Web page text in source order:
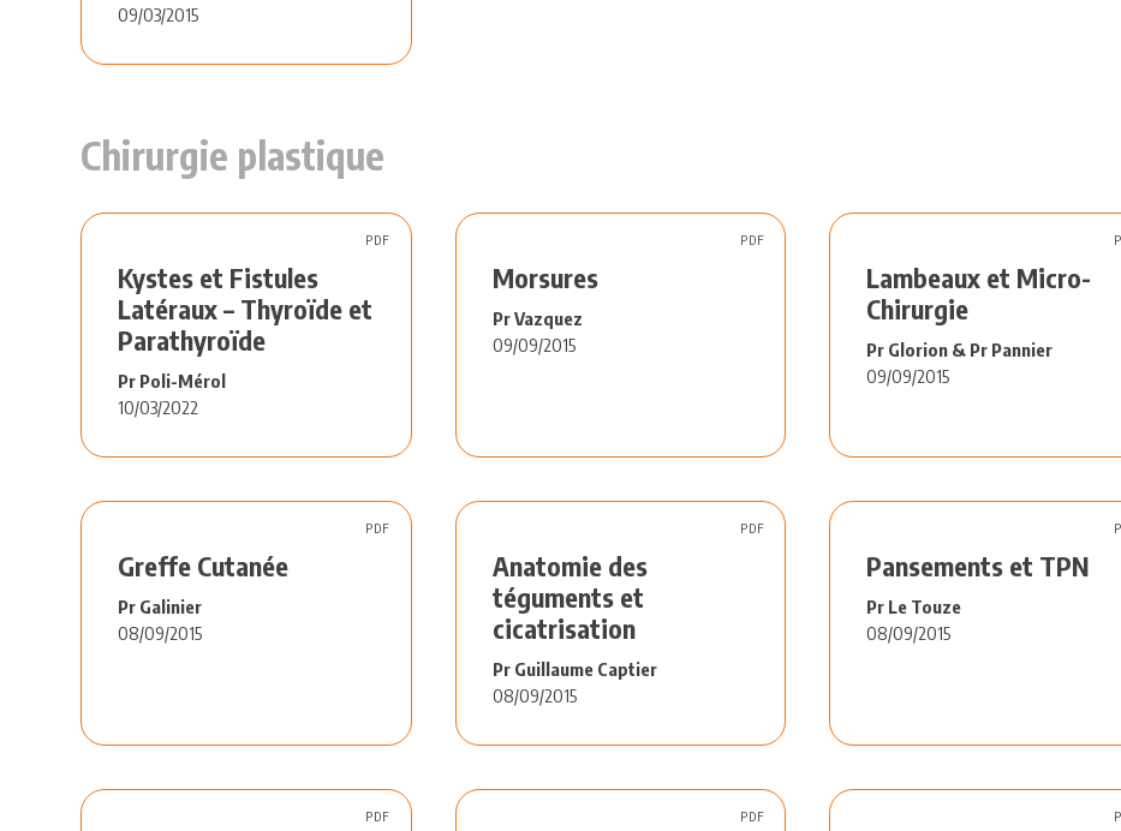
09/03/2015
Chirurgie plastique
Kystes et Fistules
Latéraux – Thyroïde et
Parathyroïde
Pr Poli-Mérol
10/03/2022
PDF
Morsures
Pr Vazquez
09/09/2015
PDF
Lambeaux et Micro-
Chirurgie
Pr Glorion & Pr Pannier
09/09/2015
Greffe Cutanée
Pr Galinier
08/09/2015
PDF
Anatomie des
téguments et
cicatrisation
Pr Guillaume Captier
08/09/2015
PDF
Pansements et TPN
Pr Le Touze
08/09/2015
PDF PDF